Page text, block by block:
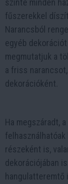
szinte minden
fűszerekkel
Narancsból
egyéb
megmutatjuk a
a friss
dekorációként.
Ha megszáradt,
részeként is,
dekorációjában
hangulatteremtő